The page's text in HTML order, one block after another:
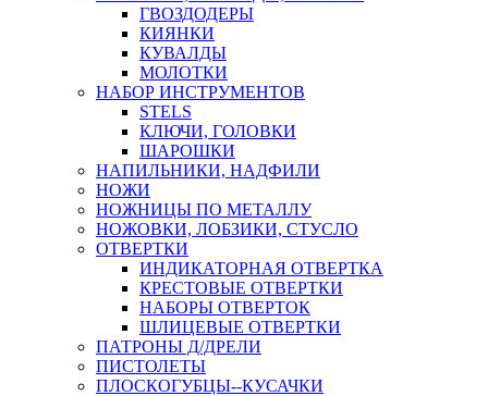
ГВОЗДОДЕРЫ
КИЯНКИ
КУВАЛДЫ
МОЛОТКИ
НАБОР ИНСТРУМЕНТОВ
STELS
КЛЮЧИ, ГОЛОВКИ
ШАРОШКИ
НАПИЛЬНИКИ, НАДФИЛИ
НОЖИ
НОЖНИЦЫ ПО МЕТАЛЛУ
НОЖОВКИ, ЛОБЗИКИ, СТУСЛО
ОТВЕРТКИ
ИНДИКАТОРНАЯ ОТВЕРТКА
КРЕСТОВЫЕ ОТВЕРТКИ
НАБОРЫ ОТВЕРТОК
ШЛИЦЕВЫЕ ОТВЕРТКИ
ПАТРОНЫ Д/ДРЕЛИ
ПИСТОЛЕТЫ
ПЛОСКОГУБЦЫ--КУСАЧКИ